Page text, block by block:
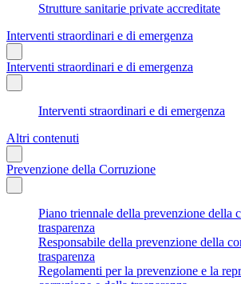
Strutture sanitarie private accreditate
Interventi straordinari e di emergenza
Interventi straordinari e di emergenza
Interventi straordinari e di emergenza
Altri contenuti
Prevenzione della Corruzione
Piano triennale della prevenzione della
trasparenza
Responsabile della prevenzione della
trasparenza
Regolamenti per la prevenzione e la